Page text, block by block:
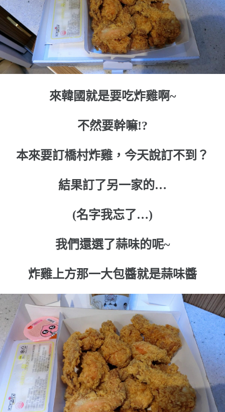
來韓國就是要吃炸雞啊~
不然要幹嘛!?
本來要訂橋村炸雞，今天說訂不到？
結果訂了另一家的…
(名字我忘了…)
我們還選了蒜味的呢~
炸雞上方那一大包醬就是蒜味醬